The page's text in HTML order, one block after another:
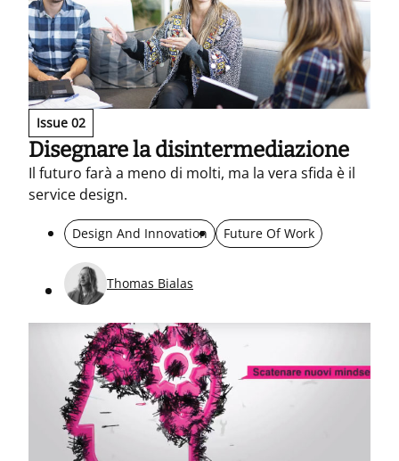
Issue 02
Disegnare la disintermediazione
Il futuro farà a meno di molti, ma la vera sfida è il
service design.
Design And Innovation Future Of Work
Thomas Bialas